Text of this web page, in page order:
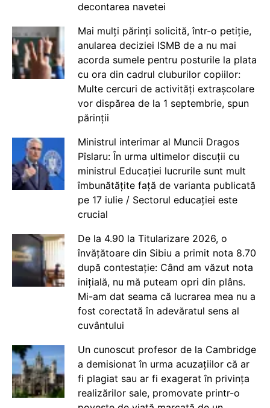
decontarea navetei
Mai mulți părinți solicită, într-o petiție,
anularea deciziei ISMB de a nu mai
acorda sumele pentru posturile la plata
cu ora din cadrul cluburilor copiilor:
Multe cercuri de activități extrașcolare
vor dispărea de la 1 septembrie, spun
părinții
Ministrul interimar al Muncii Dragos
Pîslaru: În urma ultimelor discuții cu
ministrul Educației lucrurile sunt mult
îmbunătățite față de varianta publicată
pe 17 iulie / Sectorul educației este
crucial
De la 4.90 la Titularizare 2026, o
învățătoare din Sibiu a primit nota 8.70
după contestație: Când am văzut nota
inițială, nu mă puteam opri din plâns.
Mi-am dat seama că lucrarea mea nu a
fost corectată în adevăratul sens al
cuvântului
Un cunoscut profesor de la Cambridge
a demisionat în urma acuzațiilor că ar
fi plagiat sau ar fi exagerat în privința
realizărilor sale, promovate printr-o